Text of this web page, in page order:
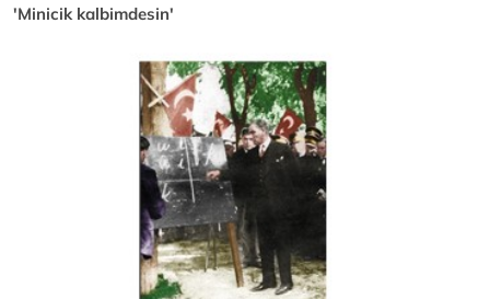
'Minicik kalbimdesin'